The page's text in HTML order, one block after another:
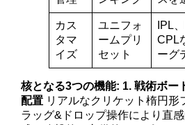
カス
タマ
イズ
ユニフォ
ームプリ
セット
IPL
CPL
ーグ
核となる3つの機能: 1. 戦術ボー
配置 リアルなクリケット楕円形
ラッグ&ドロップ操作により直